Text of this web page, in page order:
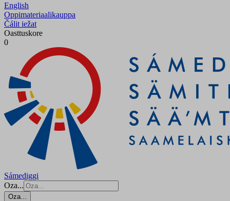
English
Oppimateriaalikauppa
Čálit iežat
Oasttuskore
0
Sámediggi
Oza...
Oza...